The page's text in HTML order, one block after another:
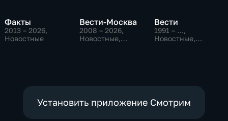
Факты
2013 – 2026,
Новостные
Вести-Москва
2008 – 2026,
Новостные,
Вести
1991 – …,
Новостные,
Установить приложение Смотрим